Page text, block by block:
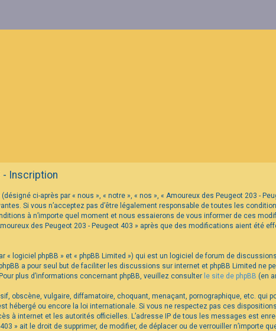
- Inscription
ci-après par « nous », « notre », « nos », « Amoureux des Peugeot 203 -
Si vous n’acceptez pas d’être légalement responsable de toutes les
à n’importe quel moment et nous essaierons de vous informer de ces
des Peugeot 203 - Peugeot 403 » après que des modifications aient été
« logiciel phpBB » et « phpBB Limited ») qui est un logiciel de forum de
a pour seul but de faciliter les discussions sur internet et phpBB Limited ne
plus d’informations concernant phpBB, veuillez consulter le site de phpBB (en
obscène, vulgaire, diffamatoire, choquant, menaçant, pornographique, etc. qui
hébergé ou encore la loi internationale. Si vous ne respectez pas ces
à internet et les autorités officielles. L’adresse IP de tous les messages est
» ait le droit de supprimer, de modifier, de déplacer ou de verrouiller n’importe